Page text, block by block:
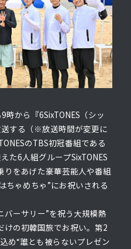
から『6SixTONES（シッ
する（※放送時間が変更に
のTBS初冠番組である
た6人組グループSixTONES
りをあげた豪華芸能人や番組
ちゃめちゃ”にお祝いされる
バーサリー”を祝う大規模熱
けの初韓国旅でお祝い。第2
め“誰とも被らないプレゼン